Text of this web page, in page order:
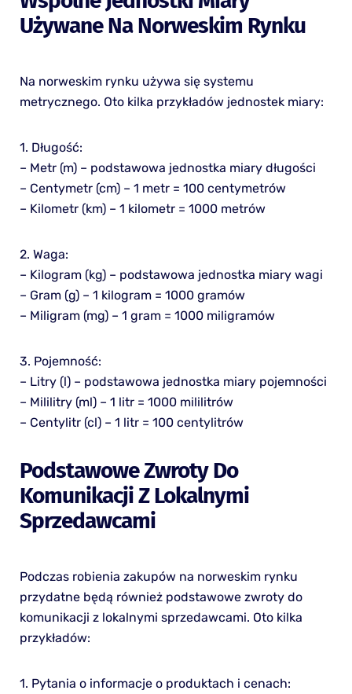
Używane Na Norweskim Rynku
Na norweskim rynku używa się systemu
metrycznego. Oto kilka przykładów jednostek miary:
1. Długość:
– Metr (m) – podstawowa jednostka miary długości
– Centymetr (cm) – 1 metr = 100 centymetrów
– Kilometr (km) – 1 kilometr = 1000 metrów
2. Waga:
– Kilogram (kg) – podstawowa jednostka miary wagi
– Gram (g) – 1 kilogram = 1000 gramów
– Miligram (mg) – 1 gram = 1000 miligramów
3. Pojemność:
– Litry (l) – podstawowa jednostka miary pojemności
– Mililitry (ml) – 1 litr = 1000 mililitrów
– Centylitr (cl) – 1 litr = 100 centylitrów
Podstawowe Zwroty Do
Komunikacji Z Lokalnymi
Sprzedawcami
Podczas robienia zakupów na norweskim rynku
przydatne będą również podstawowe zwroty do
komunikacji z lokalnymi sprzedawcami. Oto kilka
przykładów:
1. Pytania o informacje o produktach i cenach: